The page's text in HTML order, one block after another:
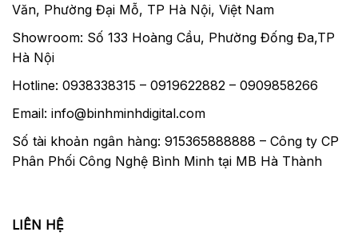
Văn, Phường Đại Mỗ, TP Hà Nội, Việt Nam
Showroom: Số 133 Hoàng Cầu, Phường Đống Đa,TP
Hà Nội
Hotline: 0938338315 – 0919622882 – 0909858266
Email: info@binhminhdigital.com
Số tài khoản ngân hàng: 915365888888 – Công ty CP
Phân Phối Công Nghệ Bình Minh tại MB Hà Thành
LIÊN HỆ